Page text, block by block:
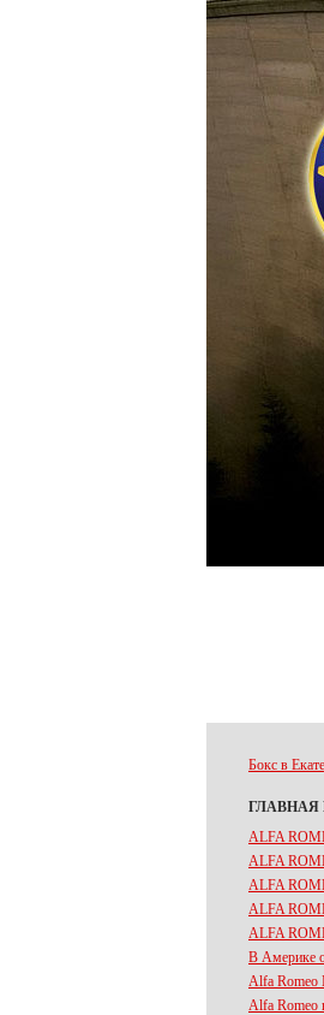
Бокс в
ГЛАВНАЯ
ALFA
ALFA
ALFA
ALFA
ALFA
В Америке
Alfa Romeo
Alfa Romeo